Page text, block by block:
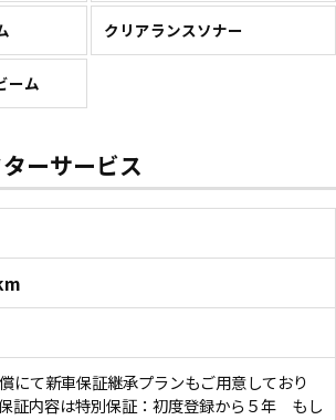
クリアランスソナー
ーム
ーサービス
にて新車保証継承プランもご用意しており
証内容は特別保証：初度登録から５年 もし